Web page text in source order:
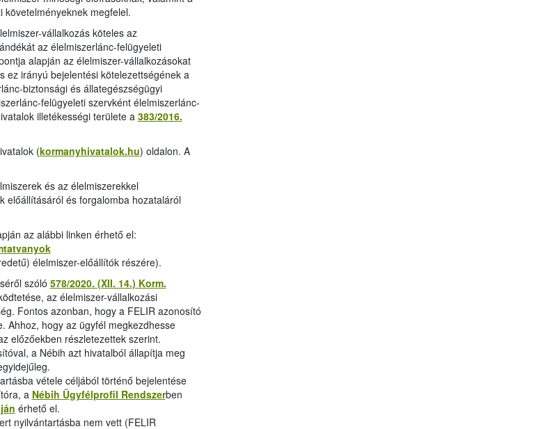
megfelel.
vállalkozás köteles az
az élelmiszerlánc-felügyeleti
alapján az élelmiszer-vállalkozásokat
ez irányú bejelentési kötelezettségének a
biztonsági és állategészségügyi
felügyeleti szervként élelmiszerlánc-
illetékességi területe a 383/2016.
(kormanyhivatalok.hu) oldalon. A
és az élelmiszerekkel
előállításáról és forgalomba hozataláról
az alábbi linken érhető el:
élelmiszer-előállítók részére).
szóló 578/2020. (XII. 14.) Korm.
az élelmiszer-vállalkozási
Fontos azonban, hogy a FELIR azonosító
Ahhoz, hogy az ügyfél megkezdhesse
előzőekben részletezettek szerint.
a Nébih azt hivatalból állapítja meg
vétele céljából történő bejelentése
a Nébih Ügyfélprofil Rendszerben
érhető el.
nyilvántartásba nem vett (FELIR